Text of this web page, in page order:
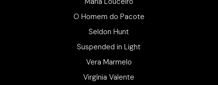
O Homem do Pacote
Seldon Hunt
Suspended in Light
Vera Marmelo
Virgínia Valente